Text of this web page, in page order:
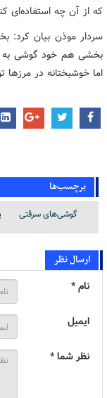
که از آن چه استفاده‌ای
سردار موذن بیان کرد:
بخشی هم خود گوشی
اما خوشبختانه در
برچسب‌ها
گوشی‌های سرقتی
ارسال نظر
نام *
ایمیل
نظر شما *